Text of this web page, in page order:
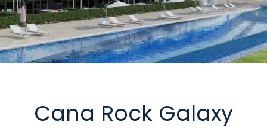
Cana Rock Galaxy